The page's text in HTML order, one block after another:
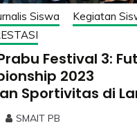
Siswa
Kegiatan
Festival 3:
2023
Sportivitas di
SMAIT PB